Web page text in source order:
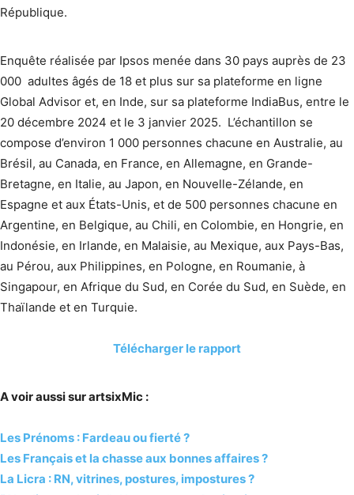
République.
Enquête réalisée par Ipsos menée dans 30 pays auprès de 23
000 adultes âgés de 18 et plus sur sa plateforme en ligne
Global Advisor et, en Inde, sur sa plateforme IndiaBus, entre le
20 décembre 2024 et le 3 janvier 2025. L’échantillon se
compose d’environ 1 000 personnes chacune en Australie, au
Brésil, au Canada, en France, en Allemagne, en Grande-
Bretagne, en Italie, au Japon, en Nouvelle-Zélande, en
Espagne et aux États-Unis, et de 500 personnes chacune en
Argentine, en Belgique, au Chili, en Colombie, en Hongrie, en
Indonésie, en Irlande, en Malaisie, au Mexique, aux Pays-Bas,
au Pérou, aux Philippines, en Pologne, en Roumanie, à
Singapour, en Afrique du Sud, en Corée du Sud, en Suède, en
Thaïlande et en Turquie.
Télécharger le rapport
A voir aussi sur artsixMic :
Les Prénoms : Fardeau ou fierté ?
Les Français et la chasse aux bonnes affaires ?
La Licra : RN, vitrines, postures, impostures ?